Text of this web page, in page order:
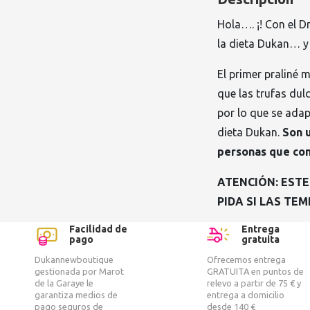
Hola…. ¡! Con el
la dieta Dukan…
El primer praliné
que las trufas
por lo que se
dieta Dukan. Son
personas que
ATENCIÓN:
PIDA SI LAS
Facilidad de
pago
Dukannewboutique
gestionada por Marot
de la Garaye le
garantiza medios de
pago seguros de
Entrega
gratuita
Ofrecemos entrega
GRATUITA en puntos de
relevo a partir de 75 € y
entrega a domicilio
desde 140 €